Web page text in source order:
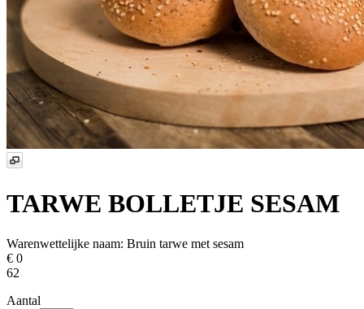
TARWE BOLLETJE SESAM
Warenwettelijke naam: Bruin tarwe met sesam
€ 0
62
Aantal